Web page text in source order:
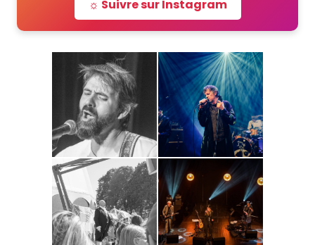
☼ Suivre sur Instagram